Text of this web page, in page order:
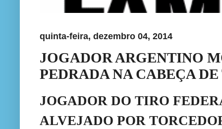
quinta-feira, dezembro 04, 2014
JOGADOR ARGENTINO
PEDRADA NA CABEÇA
JOGADOR DO TIRO
ALVEJADO POR